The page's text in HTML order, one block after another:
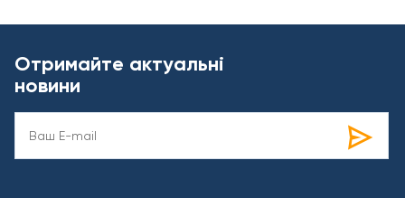
Отримайте актуальні
новини